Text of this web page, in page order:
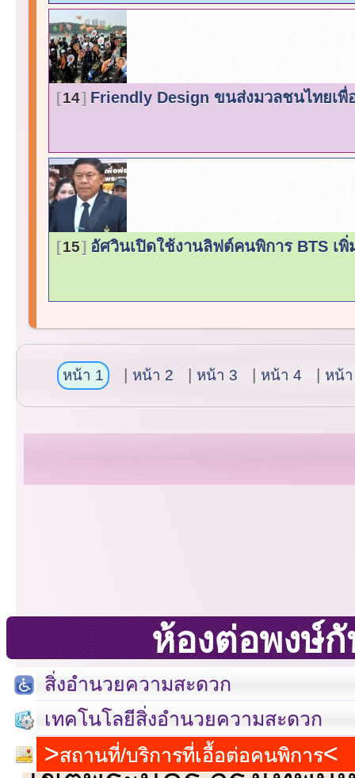
14 Friendly Design ขนส่งมวลชนไทยเ
15 อัศวินเปิดใช้งานลิฟต์คนพิการ BTS เ
หน้า 1 หน้า 2 หน้า 3 หน้า 4 หน้
ห้องต่อพงษ์
สิ่งอำนวยความสะดวก
เทคโนโลยีสิ่งอำนวยความสะดวก
สถานที่/บริการที่เอื้อต่อคนพิการ
เลขที่ 23 ชั้น 2 ถนนวิ